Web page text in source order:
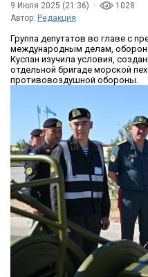
9 Июля 2025 (21:36) ·
1028
Автор: Редакция
Группа депутатов во главе с
международным делам,
Куспан изучила условия,
отдельной бригаде морской
противовоздушной обороны.